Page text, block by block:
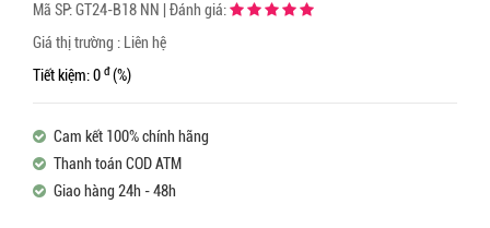
Mã SP:GT24-B18 NN
Đánh giá:
Giá thị trường : Liên hệ
Tiết kiệm: 0 đ (%)
Cam kết 100% chính hãng
Thanh toán COD ATM
Giao hàng 24h - 48h